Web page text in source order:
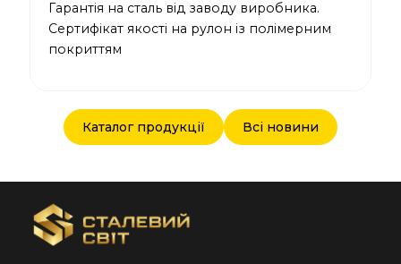
Гарантія на сталь від заводу виробника.
Сертифікат якості на рулон із полімерним
покриттям
Каталог продукції Всі новини